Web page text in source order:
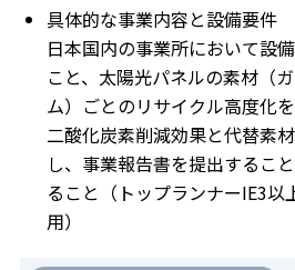
具体的な事業内容と設備要件
日本国内の事業所において設
こと、太陽光パネルの素材（
ム）ごとのリサイクル高度化
二酸化炭素削減効果と代替素
し、事業報告書を提出するこ
ること（トップランナーIE3以
用）